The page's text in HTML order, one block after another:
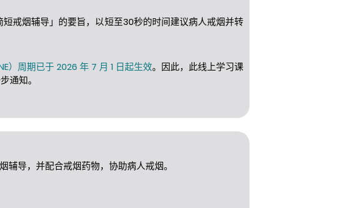
戒烟辅导」的要旨，以短至30秒的时间建议病人戒烟并转
）周期已于 2026 年 7 月 1 日起生效。因此，此线上学习课
通知。
导，并配合戒烟药物，协助病人戒烟。